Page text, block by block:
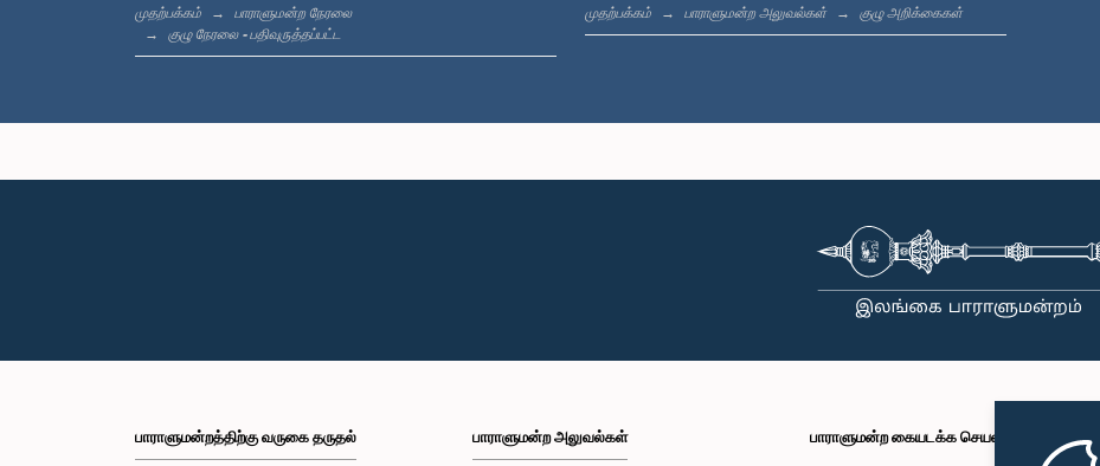
முதற்பக்கம்
பாராளுமன்ற நேரலை
குழு நேரலை - பதிவுருத்தப்பட்ட
முதற்பக்கம் பாராளுமன்ற அலுவல்கள் குழு அறிக்கைகள்
பாராளுமன்றத்திற்கு வருகை தருதல் பாராளுமன்ற அலுவல்கள் பாராளுமன்ற கையடக்க செயலி